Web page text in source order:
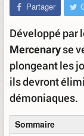
Partager
Développé par
Mercenaryse
plongeant les
ils devront
démoniaques.
Sommaire